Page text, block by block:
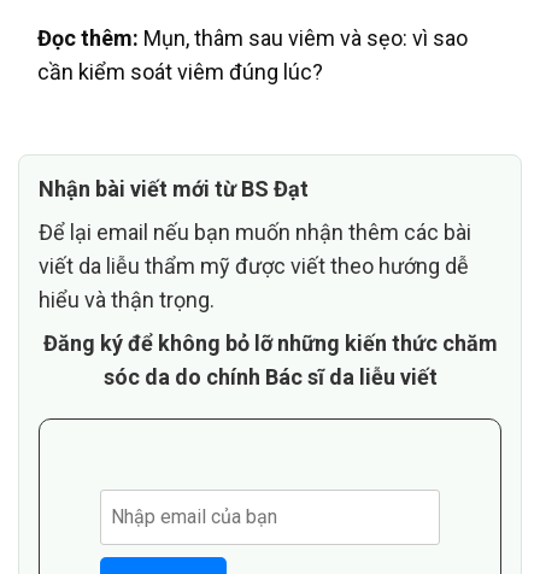
Đọc thêm: Mụn, thâm sau viêm và sẹo: vì sao
cần kiểm soát viêm đúng lúc?
Nhận bài viết mới từ BS Đạt
Để lại email nếu bạn muốn nhận thêm các bài
viết da liễu thẩm mỹ được viết theo hướng dễ
hiểu và thận trọng.
Đăng ký để không bỏ lỡ những kiến thức chăm
sóc da do chính Bác sĩ da liễu viết